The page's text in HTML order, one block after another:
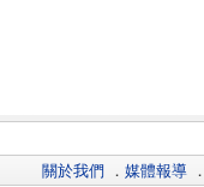
關於我們 ． 媒體報導